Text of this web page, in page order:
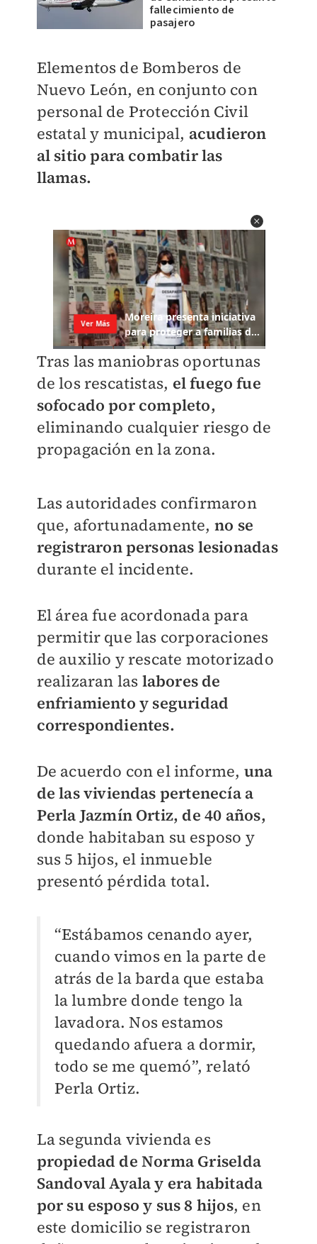
fallecimiento de
pasajero
Elementos de Bomberos de
Nuevo León, en conjunto con
personal de Protección Civil
estatal y municipal, acudieron
al sitio para combatir las
llamas.
Tras las maniobras oportunas
de los rescatistas, el fuego fue
sofocado por completo,
eliminando cualquier riesgo de
propagación en la zona.
Las autoridades confirmaron
que, afortunadamente, no se
registraron personas lesionadas
durante el incidente.
El área fue acordonada para
permitir que las corporaciones
de auxilio y rescate motorizado
realizaran las labores de
enfriamiento y seguridad
correspondientes.
De acuerdo con el informe, una
de las viviendas pertenecía a
Perla Jazmín Ortiz, de 40 años,
donde habitaban su esposo y
sus 5 hijos, el inmueble
presentó pérdida total.
“Estábamos cenando ayer,
cuando vimos en la parte de
atrás de la barda que estaba
la lumbre donde tengo la
lavadora. Nos estamos
quedando afuera a dormir,
todo se me quemó”, relató
Perla Ortiz.
La segunda vivienda es
propiedad de Norma Griselda
Sandoval Ayala y era habitada
por su esposo y sus 8 hijos, en
este domicilio se registraron